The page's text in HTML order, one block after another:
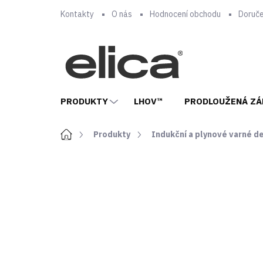
Kontakty O nás Hodnocení obchodu
PRODUKTY LHOV™ PRODLOUŽENÁ
DomůProdukty Indukční a plynové varné